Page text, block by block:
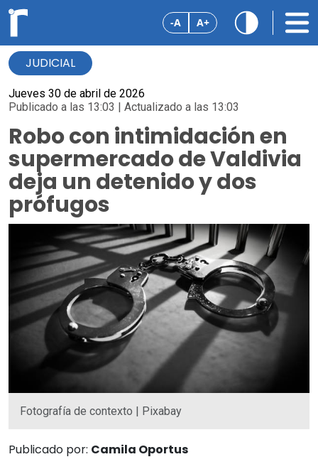
-A A+
JUDICIAL
Jueves 30 de abril de 2026
Publicado a las 13:03 | Actualizado a las 13:03
Robo con intimidación en
supermercado de Valdivia
deja un detenido y dos
prófugos
Fotografía de contexto | Pixabay
Publicado por: Camila Oportus